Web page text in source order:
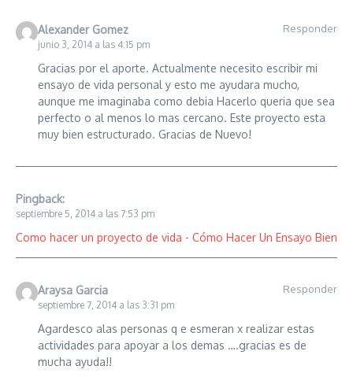
Alexander Gomez
junio 3, 2014 a las 4:15 pm
Responder
Gracias por el aporte. Actualmente necesito escribir mi
ensayo de vida personal y esto me ayudara mucho,
aunque me imaginaba como debia Hacerlo queria que sea
perfecto o al menos lo mas cercano. Este proyecto esta
muy bien estructurado. Gracias de Nuevo!
Pingback:
septiembre 5, 2014 a las 7:53 pm
Como hacer un proyecto de vida - Cómo Hacer Un Ensayo Bien
Araysa Garcia
septiembre 7, 2014 a las 3:31 pm
Responder
Agardesco alas personas q e esmeran x realizar estas
actividades para apoyar a los demas ….gracias es de
mucha ayuda!!